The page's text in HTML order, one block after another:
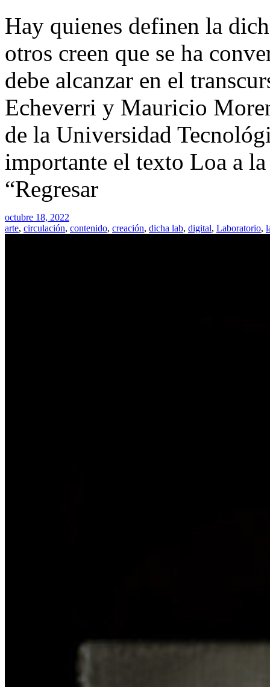
Hay quienes definen la
otros creen que se ha
debe alcanzar en el
Echeverri y Mauricio
de la Universidad
importante el texto Loa a
“Regresar
octubre 18, 2022
arte, circulación, contenido, creación, dicha lab, digital, Laboratorio,